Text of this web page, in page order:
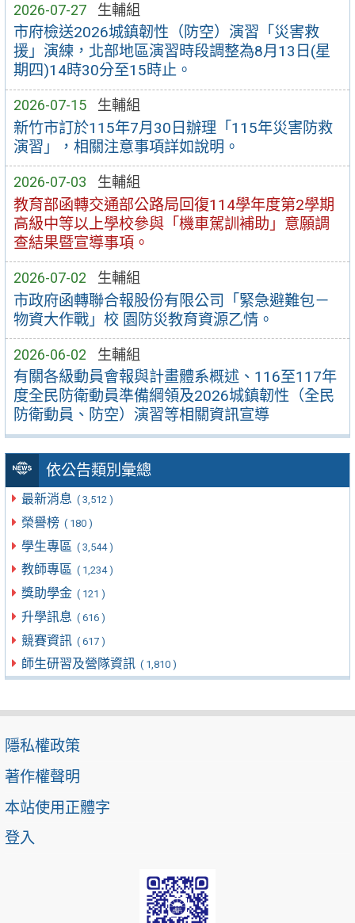
2026-07-27 生輔組
市府檢送2026城鎮韌性（防空）演習「災害救
援」演練，北部地區演習時段調整為8月13日(星
期四)14時30分至15時止。
2026-07-15 生輔組
新竹市訂於115年7月30日辦理「115年災害防救
演習」，相關注意事項詳如說明。
2026-07-03 生輔組
教育部函轉交通部公路局回復114學年度第2學期
高級中等以上學校參與「機車駕訓補助」意願調
查結果暨宣導事項。
2026-07-02 生輔組
市政府函轉聯合報股份有限公司「緊急避難包－
物資大作戰」校 園防災教育資源乙情。
2026-06-02 生輔組
有關各級動員會報與計畫體系概述、116至117年
度全民防衛動員準備綱領及2026城鎮韌性（全民
防衛動員、防空）演習等相關資訊宣導
依公告類別彙總
最新消息 ( 3,512 )
榮譽榜 ( 180 )
學生專區 ( 3,544 )
教師專區 ( 1,234 )
獎助學金 ( 121 )
升學訊息 ( 616 )
競賽資訊 ( 617 )
師生研習及營隊資訊 ( 1,810 )
隱私權政策
著作權聲明
本站使用正體字
登入